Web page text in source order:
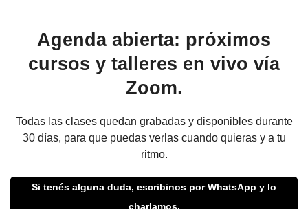
Agenda abierta: próximos
cursos y talleres en vivo vía
Zoom.
Todas las clases quedan grabadas y disponibles durante
30 días, para que puedas verlas cuando quieras y a tu
ritmo.
Si tenés alguna duda, escribinos por WhatsApp y lo
charlamos.